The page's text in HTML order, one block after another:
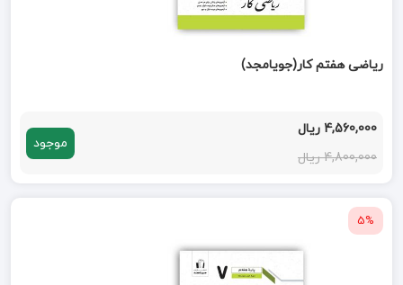
ریاضی هفتم کار(جویامجد)
4,560,000 ریال
4,800,000 ریال
موجود
5%